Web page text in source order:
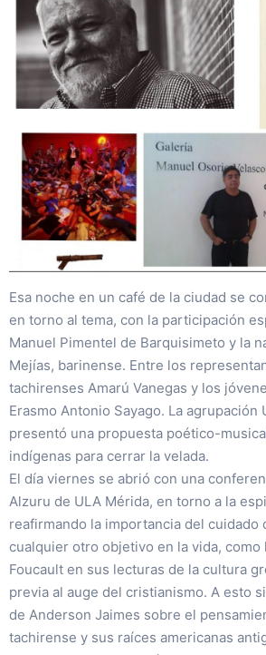
Esa noche en un café de la ciudad se
en torno al tema, con la participación
Manuel Pimentel de Barquisimeto y la
Mejías, barinense. Entre los
tachirenses Amarú Vanegas y los
Erasmo Antonio Sayago. La agrupación
presentó una propuesta poético-
indígenas para cerrar la velada.
El día viernes se abrió con una
Alzuru de ULA Mérida, en torno a la
reafirmando la importancia del cuidado
cualquier otro objetivo en la vida, como
Foucault en sus lecturas de la cultura
previa al auge del cristianismo. A esto
de Anderson Jaimes sobre el
tachirense y sus raíces americanas